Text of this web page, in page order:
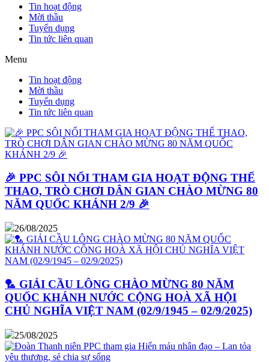
Tin hoạt động
Mời thầu
Tuyển dụng
Tin tức liên quan
Menu
Tin hoạt động
Mời thầu
Tuyển dụng
Tin tức liên quan
🎉 PPC SÔI NỔI THAM GIA HOẠT ĐỘNG THỂ
THAO, TRÒ CHƠI DÂN GIAN CHÀO MỪNG 80
NĂM QUỐC KHÁNH 2/9 🎉
26/08/2025
🏸 GIẢI CẦU LÔNG CHÀO MỪNG 80 NĂM
QUỐC KHÁNH NƯỚC CỘNG HOÀ XÃ HỘI
CHỦ NGHĨA VIỆT NAM (02/9/1945 – 02/9/2025)
25/08/2025